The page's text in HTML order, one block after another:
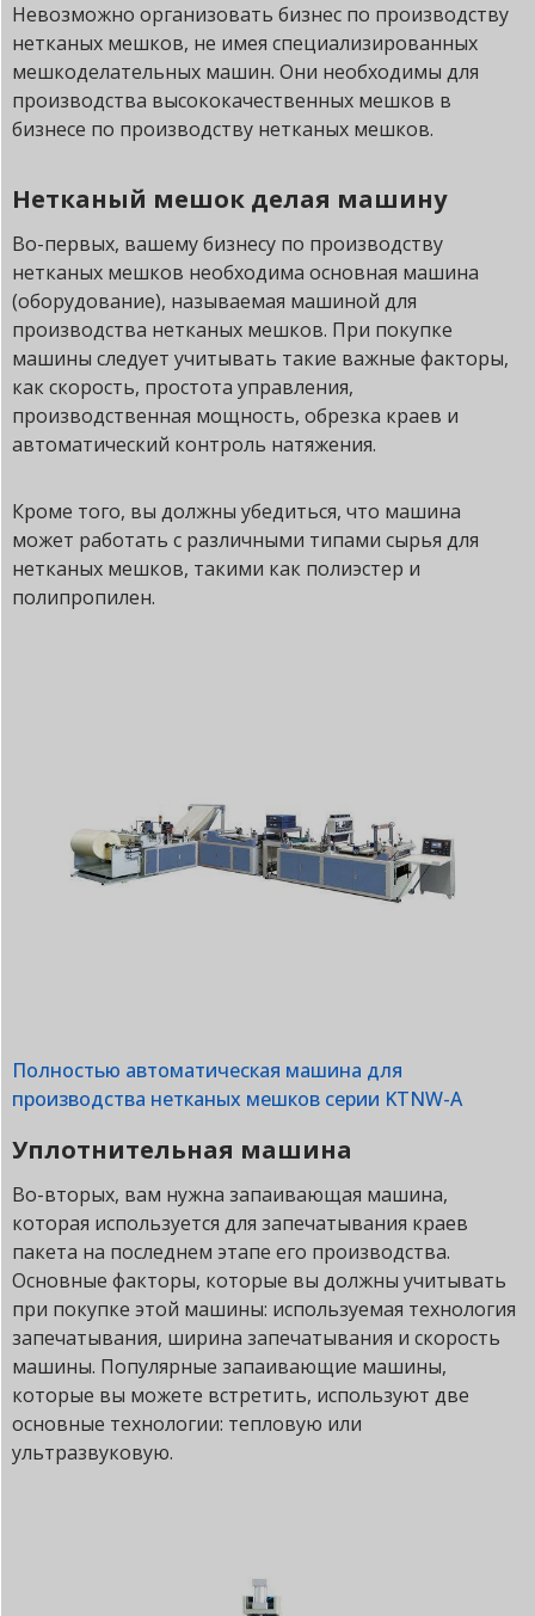
Невозможно организовать бизнес по производству
нетканых мешков, не имея специализированных
мешкоделательных машин. Они необходимы для
производства высококачественных мешков в
бизнесе по производству нетканых мешков.
Нетканый мешок делая машину
Во-первых, вашему бизнесу по производству
нетканых мешков необходима основная машина
(оборудование), называемая машиной для
производства нетканых мешков. При покупке
машины следует учитывать такие важные факторы,
как скорость, простота управления,
производственная мощность, обрезка краев и
автоматический контроль натяжения.
Кроме того, вы должны убедиться, что машина
может работать с различными типами сырья для
нетканых мешков, такими как полиэстер и
полипропилен.
Полностью автоматическая машина для
производства нетканых мешков серии KTNW-A
Уплотнительная машина
Во-вторых, вам нужна запаивающая машина,
которая используется для запечатывания краев
пакета на последнем этапе его производства.
Основные факторы, которые вы должны учитывать
при покупке этой машины: используемая технология
запечатывания, ширина запечатывания и скорость
машины. Популярные запаивающие машины,
которые вы можете встретить, используют две
основные технологии: тепловую или
ультразвуковую.